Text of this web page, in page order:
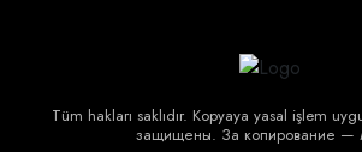
Tüm hakları saklıdır. Kopyaya yasal işlem
защищены. За копирование —